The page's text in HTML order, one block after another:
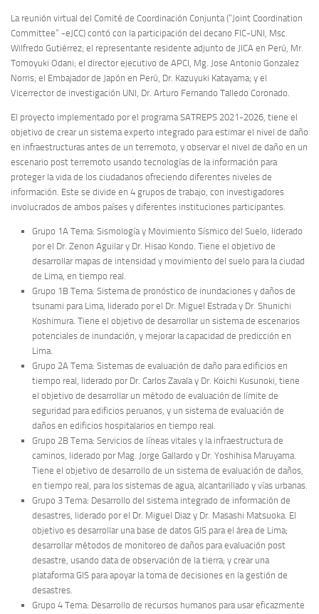
La reunión virtual del Comité de Coordinación Conjunta (“Joint Coordination
Committee” -eJCC) contó con la participación del decano FIC-UNI, Msc.
Wilfredo Gutiérrez; el representante residente adjunto de JICA en Perú, Mr.
Tomoyuki Odani; el director ejecutivo de APCI, Mg. Jose Antonio Gonzalez
Norris; el Embajador de Japón en Perú, Dr. Kazuyuki Katayama; y el
Vicerrector de investigación UNI, Dr. Arturo Fernando Talledo Coronado.
El proyecto implementado por el programa SATREPS 2021-2026, tiene el
objetivo de crear un sistema experto integrado para estimar el nivel de daño
en infraestructuras antes de un terremoto, y observar el nivel de daño en un
escenario post terremoto usando tecnologías de la información para
proteger la vida de los ciudadanos ofreciendo diferentes niveles de
información. Este se divide en 4 grupos de trabajo, con investigadores
involucrados de ambos países y diferentes instituciones participantes.
Grupo 1A Tema: Sismología y Movimiento Sísmico del Suelo, liderado
por el Dr. Zenon Aguilar y Dr. Hisao Kondo. Tiene el objetivo de
desarrollar mapas de intensidad y movimiento del suelo para la ciudad
de Lima, en tiempo real.
Grupo 1B Tema: Sistema de pronóstico de inundaciones y daños de
tsunami para Lima, liderado por el Dr. Miguel Estrada y Dr. Shunichi
Koshimura. Tiene el objetivo de desarrollar un sistema de escenarios
potenciales de inundación, y mejorar la capacidad de predicción en
Lima.
Grupo 2A Tema: Sistemas de evaluación de daño para edificios en
tiempo real, liderado por Dr. Carlos Zavala y Dr. Koichi Kusunoki, tiene
el objetivo de desarrollar un método de evaluación de límite de
seguridad para edificios peruanos, y un sistema de evaluación de
daños en edificios hospitalarios en tiempo real.
Grupo 2B Tema: Servicios de líneas vitales y la infraestructura de
caminos, liderado por Mag. Jorge Gallardo y Dr. Yoshihisa Maruyama.
Tiene el objetivo de desarrollo de un sistema de evaluación de daños,
en tiempo real, para los sistemas de agua, alcantarillado y vías urbanas.
Grupo 3 Tema: Desarrollo del sistema integrado de información de
desastres, liderado por el Dr. Miguel Diaz y Dr. Masashi Matsuoka. El
objetivo es desarrollar una base de datos GIS para el área de Lima;
desarrollar métodos de monitoreo de daños para evaluación post
desastre, usando data de observación de la tierra; y crear una
plataforma GIS para apoyar la toma de decisiones en la gestión de
desastres.
Grupo 4 Tema: Desarrollo de recursos humanos para usar eficazmente